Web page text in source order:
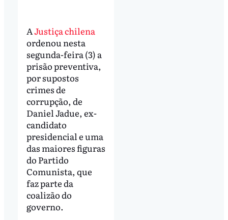
AJustiça chilena
ordenou nesta
segunda-feira (3) a
prisão preventiva,
por supostos
crimes de
corrupção, de
Daniel Jadue, ex-
candidato
presidencial e uma
das maiores figuras
do Partido
Comunista, que
faz parte da
coalizão do
governo.